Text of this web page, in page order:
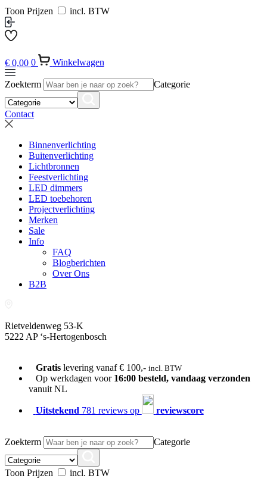
Toon Prijzen incl. BTW
€ 0,00 0 Winkelwagen
Zoekterm Categorie
Contact
Binnenverlichting
Buitenverlichting
Lichtbronnen
Feestverlichting
LED dimmers
LED toebehoren
Projectverlichting
Merken
Sale
Info
FAQ
Blogberichten
Over Ons
B2B
Rietveldenweg 53-K
5222 AP ‘s-Hertogenbosch
Gratislevering vanaf € 100,- incl. BTW
Op werkdagen voor 16:00 besteld, vandaag verzonden
vanuit NL
Uitstekend 781 reviews op reviewscore
Zoekterm Categorie
Toon Prijzen
incl. BTW